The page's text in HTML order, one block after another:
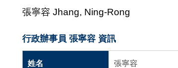
張寧容 Jhang, Ning-Rong
行政辦事員 張寧容 資訊
姓名
張寧容